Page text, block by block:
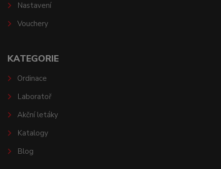
Nastavení
Vouchery
KATEGORIE
Ordinace
Laboratoř
Akční letáky
Katalogy
Blog